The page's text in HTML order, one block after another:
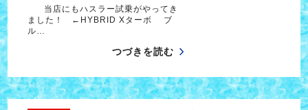
当店にもハスラー試乗がやってき
ました！ ←HYBRID Xターボ ブ
ル…
つづきを読む